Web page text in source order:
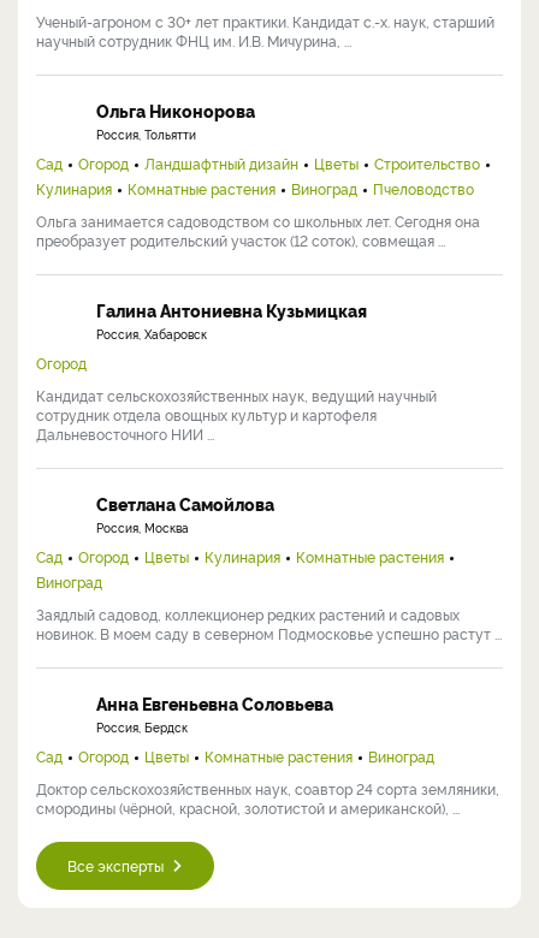
Ученый-агроном с 30+ лет практики. Кандидат с.-х. наук, старший
научный сотрудник ФНЦ им. И.В. Мичурина, ...
Ольга Никонорова
Россия, Тольятти
Сад Огород Ландшафтный дизайн Цветы
Строительство
Кулинария
Комнатные растения Виноград
Пчеловодство
Ольга занимается садоводством со школьных лет. Сегодня она
преобразует родительский участок (12 соток), совмещая ...
Галина Антониевна Кузьмицкая
Россия, Хабаровск
Огород
Кандидат сельскохозяйственных наук, ведущий научный
сотрудник отдела овощных культур и картофеля
Дальневосточного НИИ ...
Светлана Самойлова
Россия, Москва
Сад Огород Цветы Кулинария
Комнатные растения
Виноград
Заядлый садовод, коллекционер редких растений и садовых
новинок. В моем саду в северном Подмосковье успешно растут ...
Анна Евгеньевна Соловьева
Россия, Бердск
Сад Огород Цветы Комнатные растения
Виноград
Доктор сельскохозяйственных наук, соавтор 24 сорта земляники,
смородины (чёрной, красной, золотистой и американской), ...
Все эксперты